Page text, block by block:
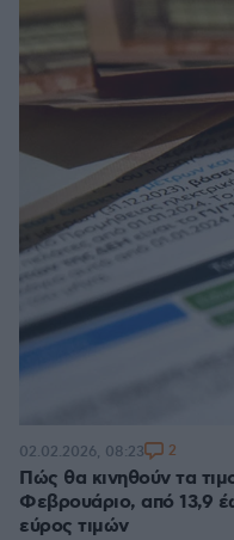
Πώς θα κινηθούν τα
Φεβρουάριο, από 13,9
εύρος τιμών
02.02.2026, 08:23 2